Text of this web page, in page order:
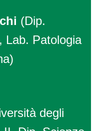
(Dip.
Lab. Patologia
degli